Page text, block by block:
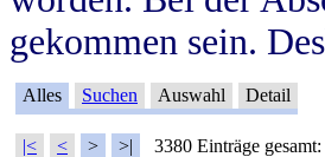
gekommen sein.
Alles Suchen Auswahl Detail
|< < > >| 3380 Einträge gesamt: